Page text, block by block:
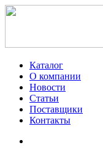
Каталог
О компании
Новости
Статьи
Поставщики
Контакты